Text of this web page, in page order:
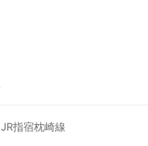
JR指宿枕崎線